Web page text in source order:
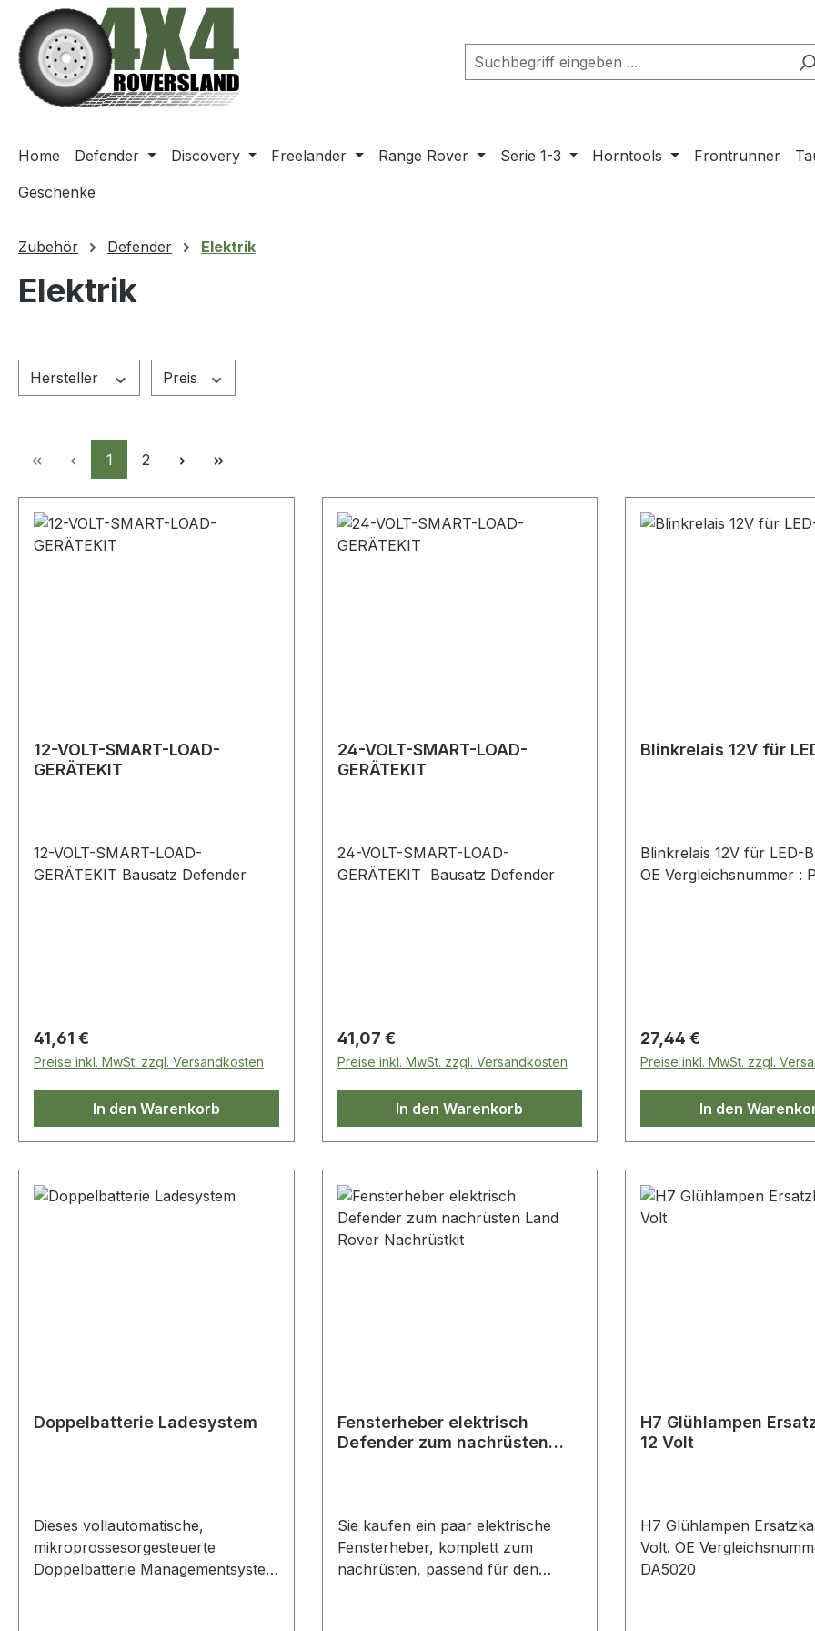
Hauptinhalt springen
Zur Suche springen
Zur Hauptnavigation springen
Home Defender Discovery Freelander Range Rover Serie 1-3 Horntools Frontrunner
Geschenke
Zubehör Defender Elektrik
Elektrik
Hersteller Preis
Seite
1 Seite
2
12-VOLT-SMART-LOAD-
GERÄTEKIT
12-VOLT-SMART-LOAD-
GERÄTEKIT Bausatz Defender
Regulärer Preis:
41,61 €
Preise inkl. MwSt. zzgl. Versandkosten
In den Warenkorb
24-VOLT-SMART-LOAD-
GERÄTEKIT
24-VOLT-SMART-LOAD-
GERÄTEKIT Bausatz Defender
Regulärer Preis:
41,07 €
Preise inkl. MwSt. zzgl. Versandkosten
In den Warenkorb
Blinkrelais 12V für
Blinkrelais 12V für LED-
OE Vergleichsnummer :
Regulärer Preis:
27,44 €
Preise inkl. MwSt. zzgl.
In den
Doppelbatterie Ladesystem
Dieses vollautomatische,
mikroprossesorgesteuerte
Doppelbatterie Managementsystem
Fensterheber elektrisch
Defender zum nachrüsten
Sie kaufen ein paar elektrische
Fensterheber, komplett zum
nachrüsten, passend für den
H7 Glühlampen
12 Volt
H7 Glühlampen
Volt. OE
DA5020